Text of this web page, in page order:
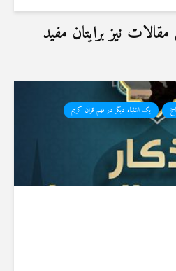
نیز برایتان مفید
یک اشتباه دیگر در فهم قرآن کریم